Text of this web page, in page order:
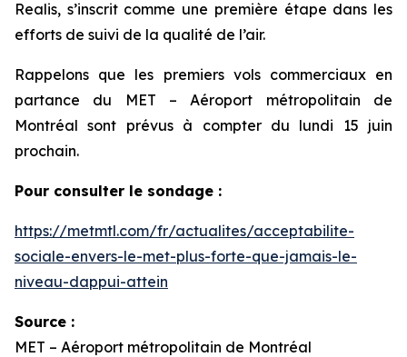
Realis, s’inscrit comme une première étape dans les
efforts de suivi de la qualité de l’air.
Rappelons que les premiers vols commerciaux en
partance du MET – Aéroport métropolitain de
Montréal sont prévus à compter du lundi 15 juin
prochain.
Pour consulter le sondage :
https://metmtl.com/fr/actualites/acceptabilite-
sociale-envers-le-met-plus-forte-que-jamais-le-
niveau-dappui-attein
Source :
MET – Aéroport métropolitain de Montréal